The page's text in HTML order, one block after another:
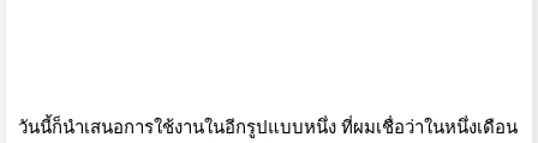
วันนี้ก็นำเสนอการใช้งานในอีกรูปแบบหนึ่ง ที่ผมเชื่อว่าในหนึ่งเดือน